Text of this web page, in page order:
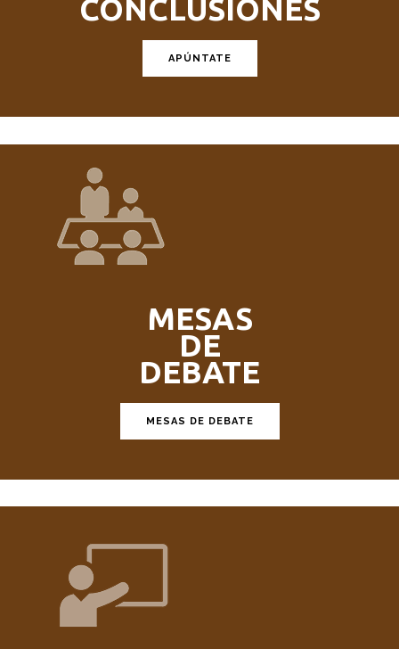
CONCLUSIONES
APÚNTATE
MESAS
DE
DEBATE
MESAS DE DEBATE